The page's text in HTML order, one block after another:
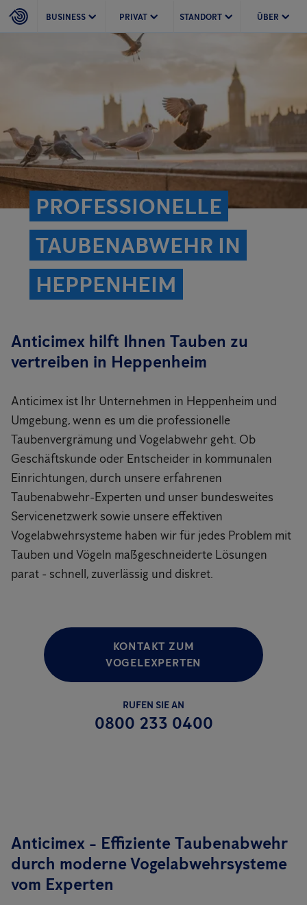
BUSINESS PRIVAT STANDORT ÜBER
PROFESSIONELLE
TAUBENABWEHR IN
HEPPENHEIM
Anticimex hilft Ihnen Tauben zu
vertreiben in Heppenheim
Anticimex ist Ihr Unternehmen in Heppenheim und
Umgebung, wenn es um die professionelle
Taubenvergrämung und Vogelabwehr geht. Ob
Geschäftskunde oder Entscheider in kommunalen
Einrichtungen, durch unsere erfahrenen
Taubenabwehr-Experten und unser bundesweites
Servicenetzwerk sowie unsere effektiven
Vogelabwehrsysteme haben wir für jedes Problem mit
Tauben und Vögeln maßgeschneiderte Lösungen
parat - schnell, zuverlässig und diskret.
KONTAKT ZUM
VOGELEXPERTEN
RUFEN SIE AN
0800 233 0400
Anticimex - Effiziente Taubenabwehr
durch moderne Vogelabwehrsysteme
vom Experten